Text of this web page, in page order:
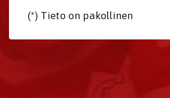
(*) Tieto on pakollinen